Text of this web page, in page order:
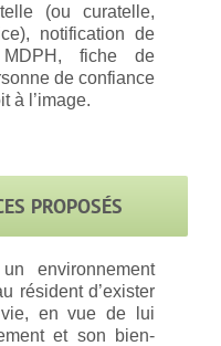
(ou curatelle,
notification de
fiche de
de confiance
à l’image.
PROPOSÉS
un environnement
résident d’exister
en vue de lui
et son bien-